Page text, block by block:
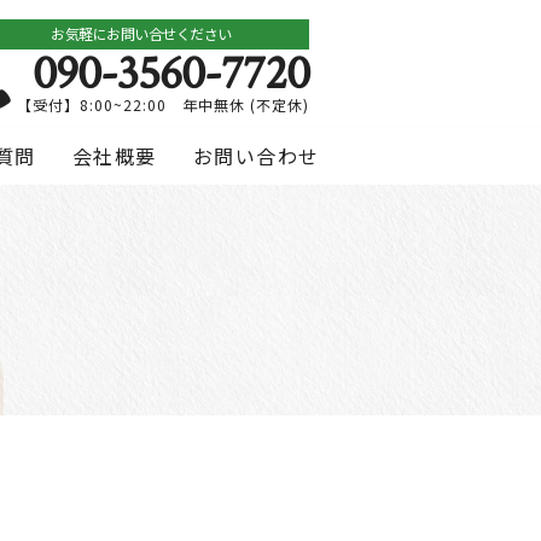
お気軽にお問い合せください
090-3560-7720
【受付】8:00~22:00 年中無休 (不定休)
問 会社概要 お問い合わせ